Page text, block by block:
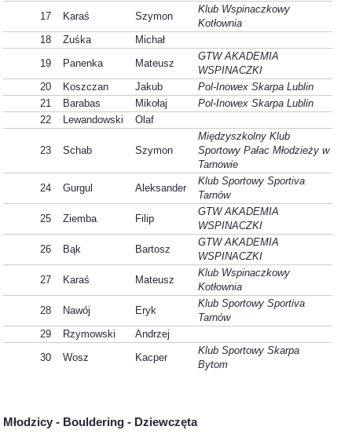
17
Karaś Szymon
Klub Wspinaczkowy
Kotłownia
18
Zuśka
Michał
19
Panenka Mateusz
GTW AKADEMIA
WSPINACZKI
20
Koszczan Jakub
Pol-Inowex Skarpa Lublin
21
Barabas Mikołaj
Pol-Inowex Skarpa Lublin
22
Lewandowski Olaf
23 Schab Szymon
Międzyszkolny Klub
Sportowy Pałac Młodzieży w
Tarnowie
24
Gurgul Aleksander
Klub Sportowy Sportiva
Tarnów
25
Ziemba Filip
GTW AKADEMIA
WSPINACZKI
26
Bąk Bartosz
GTW AKADEMIA
WSPINACZKI
27
Karaś Mateusz
Klub Wspinaczkowy
Kotłownia
28
Nawój Eryk
Klub Sportowy Sportiva
Tarnów
29
Rzymowski
Andrzej
30
Wosz Kacper
Klub Sportowy Skarpa
Bytom
Młodzicy - Bouldering - Dziewczęta